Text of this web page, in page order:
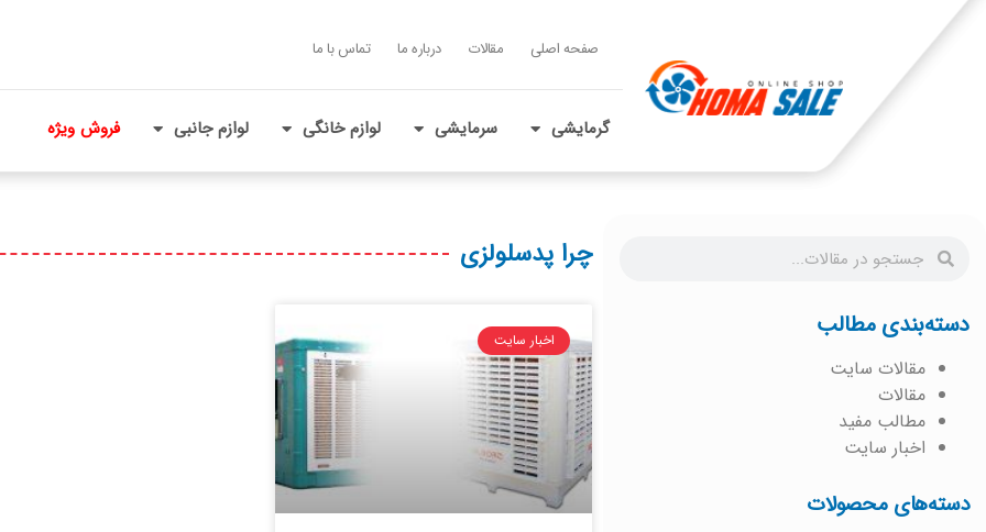
صفحه اصلی مقالات درباره ما تماس با ما
گرمایشی سرمایشی لوازم خانگی لوازم جانبی فروش ویژه
دسته‌بندی مطالب
مقالات سایت
مقالات
مطالب مفید
اخبار سایت
دسته‌های محصولات
چرا پدسلولزی
اخبار سایت